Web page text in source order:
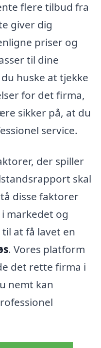
flere tilbud fra
giver dig
priser og
til dine
huske at tjekke
for det firma,
sikker på, at du
service.
der spiller
skal
disse faktorer
markedet og
at få lavet en
. Vores platform
det rette firma i
nemt kan